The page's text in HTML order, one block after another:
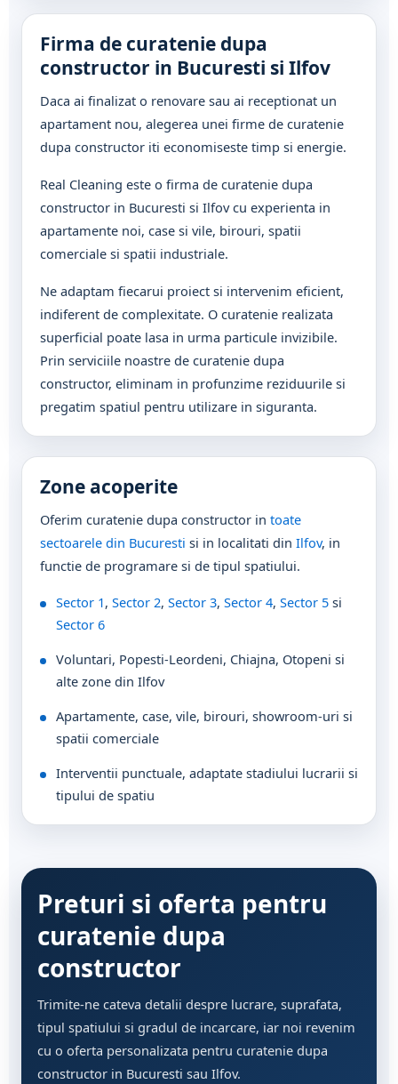
Firma de curatenie dupa
constructor in Bucuresti si Ilfov
Daca ai finalizat o renovare sau ai receptionat un
apartament nou, alegerea unei firme de curatenie
dupa constructor iti economiseste timp si energie.
Real Cleaning este o firma de curatenie dupa
constructor in Bucuresti si Ilfov cu experienta in
apartamente noi, case si vile, birouri, spatii
comerciale si spatii industriale.
Ne adaptam fiecarui proiect si intervenim eficient,
indiferent de complexitate. O curatenie realizata
superficial poate lasa in urma particule invizibile.
Prin serviciile noastre de curatenie dupa
constructor, eliminam in profunzime reziduurile si
pregatim spatiul pentru utilizare in siguranta.
Zone acoperite
Oferim curatenie dupa constructor in toate
sectoarele din Bucuresti si in localitati din Ilfov, in
functie de programare si de tipul spatiului.
Sector 1, Sector 2, Sector 3, Sector 4, Sector 5 si
Sector 6
Voluntari, Popesti-Leordeni, Chiajna, Otopeni si
alte zone din Ilfov
Apartamente, case, vile, birouri, showroom-uri si
spatii comerciale
Interventii punctuale, adaptate stadiului lucrarii si
tipului de spatiu
Preturi si oferta pentru
curatenie dupa
constructor
Trimite-ne cateva detalii despre lucrare, suprafata,
tipul spatiului si gradul de incarcare, iar noi revenim
cu o oferta personalizata pentru curatenie dupa
constructor in Bucuresti sau Ilfov.